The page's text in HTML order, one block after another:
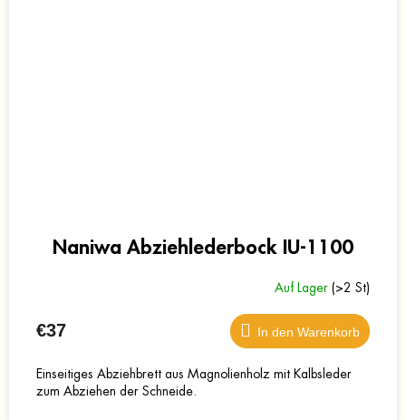
Naniwa Abziehlederbock IU-1100
Auf Lager (>2 St)
€37 In den Warenkorb
Einseitiges Abziehbrett aus Magnolienholz mit Kalbsleder
zum Abziehen der Schneide.